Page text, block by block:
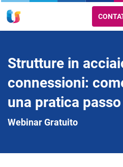
Strutture in
connessioni:
una pratica
Webinar Gratuito